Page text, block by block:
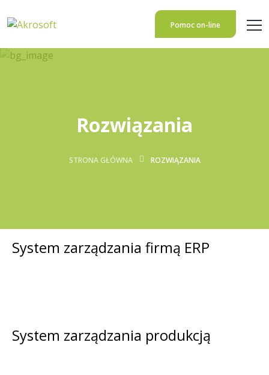
Pomoc on-line
Rozwiązania
STRONA GŁÓWNA ROZWIĄZANIA
System zarządzania firmą ERP
System zarządzania produkcją